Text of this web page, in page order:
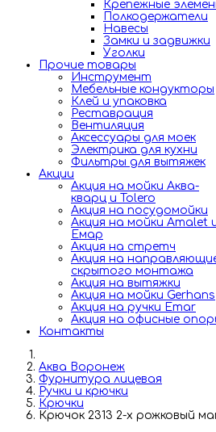
Крепежные
Полкодержатели
Навесы
Замки и задвижки
Уголки
Прочие товары
Инструмент
Мебельные кондукторы
Клей и упаковка
Реставрация
Вентиляция
Аксессуары для моек
Электрика для кухни
Фильтры для вытяжек
Акции
Акция на мойки Аква-
кварц и Tolero
Акция на посудомойки
Акция на мойки Amalet
Емар
Акция на стретч
Акция на
скрытого монтажа
Акция на вытяжки
Акция на мойки Gerhans
Акция на ручки Emar
Акция на офисные
Контакты
Аква Воронеж
Фурнитура лицевая
Ручки и крючки
Крючки
Крючок 2313 2-х рожковый